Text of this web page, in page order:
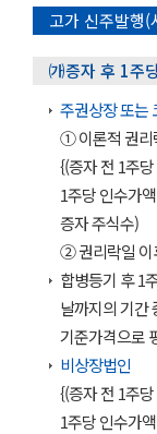
고가 신주발행(
㈎증자 후 1주
주권상장 또
① 이론적 권리
{(증자 전 1주
1주당 인수가
증자 주식수)
② 권리락일 이
합병등기 후 1
날까지의 기간
기준가격으로
비상장법인
{(증자 전 1주
1주당 인수가